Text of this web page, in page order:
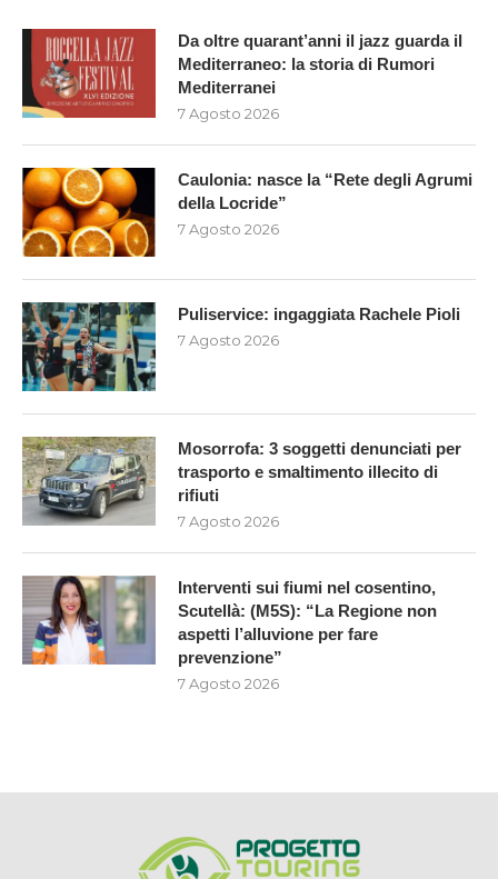
Da oltre quarant’anni il jazz guarda il
Mediterraneo: la storia di Rumori
Mediterranei
7 Agosto 2026
Caulonia: nasce la “Rete degli Agrumi
della Locride”
7 Agosto 2026
Puliservice: ingaggiata Rachele Pioli
7 Agosto 2026
Mosorrofa: 3 soggetti denunciati per
trasporto e smaltimento illecito di
rifiuti
7 Agosto 2026
Interventi sui fiumi nel cosentino,
Scutellà: (M5S): “La Regione non
aspetti l’alluvione per fare
prevenzione”
7 Agosto 2026